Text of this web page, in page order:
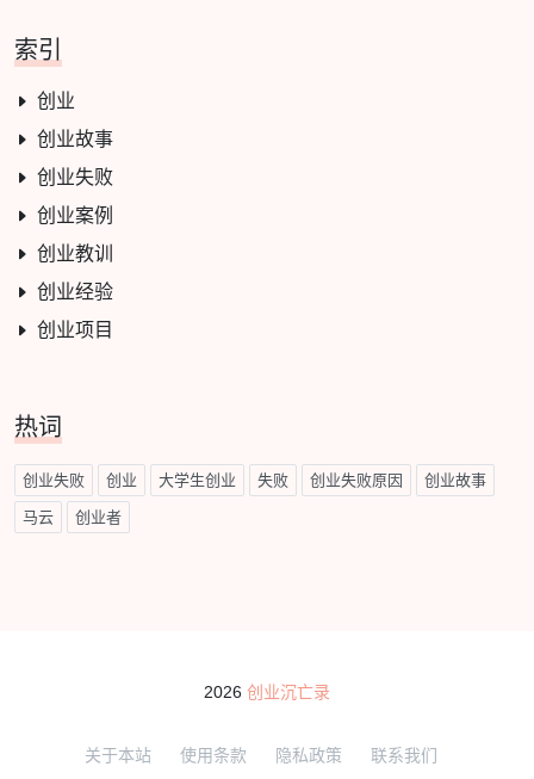
索引
创业
创业故事
创业失败
创业案例
创业教训
创业经验
创业项目
热词
创业失败 创业 大学生创业 失败 创业失败原因 创业故事
马云 创业者
2026 创业沉亡录
关于本站 使用条款 隐私政策 联系我们